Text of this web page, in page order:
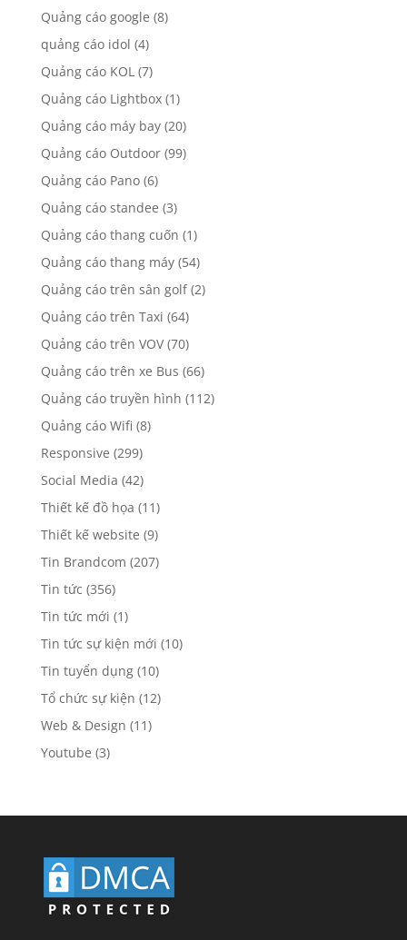
Quảng cáo google (8)
quảng cáo idol (4)
Quảng cáo KOL(7)
Quảng cáo Lightbox(1)
Quảng cáo máy bay(20)
Quảng cáo Outdoor(99)
Quảng cáo Pano(6)
Quảng cáo standee (3)
Quảng cáo thang cuốn (1)
Quảng cáo thang máy(54)
Quảng cáo trên sân golf(2)
Quảng cáo trên Taxi (64)
Quảng cáo trên VOV(70)
Quảng cáo trên xe Bus (66)
Quảng cáo truyền hình (112)
Quảng cáo Wifi (8)
Responsive (299)
Social Media (42)
Thiết kế đồ họa (11)
Thiết kế website (9)
Tin Brandcom (207)
Tin tức (356)
Tin tức mới (1)
Tin tức sự kiện mới (10)
Tin tuyển dụng(10)
Tổ chức sự kiện (12)
Web & Design (11)
Youtube (3)